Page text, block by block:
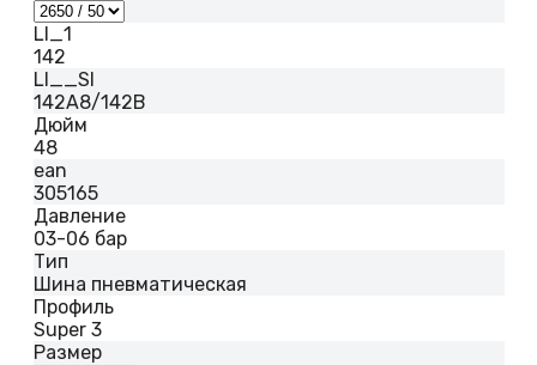
LI_1
142
LI__SI
142A8/142B
Дюйм
48
ean
305165
Давление
03-06 бар
Тип
Шина пневматическая
Профиль
Super 3
Размер